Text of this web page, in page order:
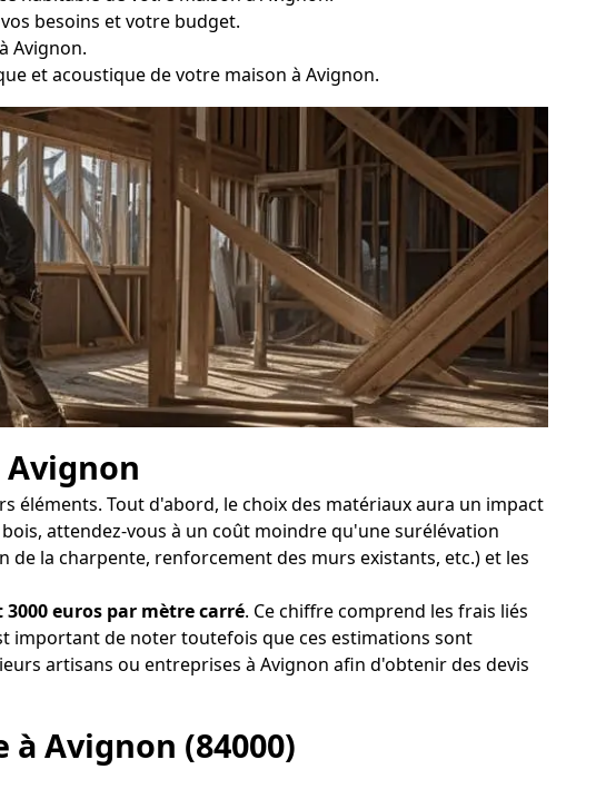
besoins et votre budget.
Avignon.
et acoustique de votre maison à Avignon.
Tout d'abord, le choix des matériaux aura un impact
attendez-vous à un coût moindre qu'une surélévation
la charpente, renforcement des murs existants, etc.) et les
3000 euros par mètre carré. Ce chiffre comprend les frais liés
important de noter toutefois que ces estimations sont
artisans ou entreprises à Avignon afin d'obtenir des devis
Avignon (84000)